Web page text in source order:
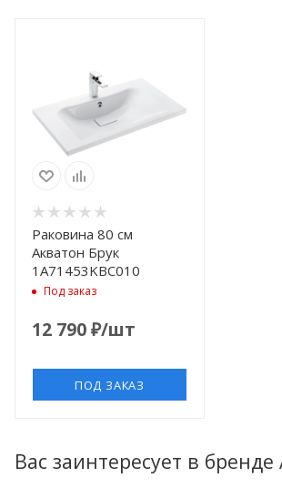
Раковина 80 см
Акватон Брук
1A71453KBC010
Под заказ
12 790₽/шт
ПОД ЗАКАЗ
Вас заинтересует в бренде